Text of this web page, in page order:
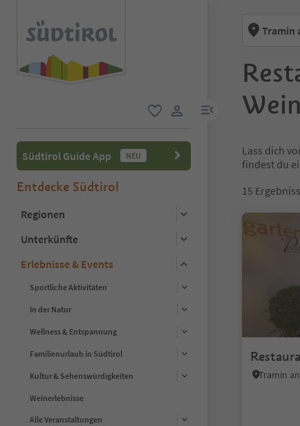
menu link
Südtirol Guide App NEU
Entdecke Südtirol
Regionen
Unterkünfte
Erlebnisse & Events
Sportliche Aktivitäten
In der Natur
Wellness & Entspannung
Familienurlaub in Südtirol
Kultur & Sehenswürdigkeiten
Weinerlebnisse
Alle Veranstaltungen
Tramin
Lass dich
findest du
15